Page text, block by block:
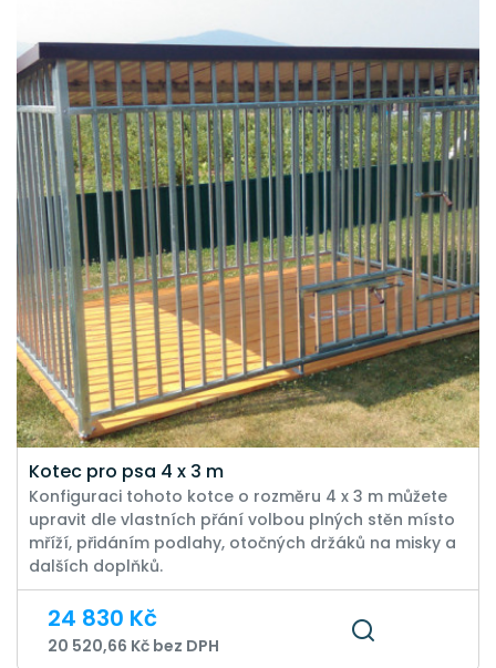
Kotec pro psa 4 x 3 m
Konfiguraci tohoto kotce o rozměru 4 x 3 m můžete
upravit dle vlastních přání volbou plných stěn místo
mříží, přidáním podlahy, otočných držáků na misky a
dalších doplňků.
24 830 Kč
20 520,66 Kč bez DPH